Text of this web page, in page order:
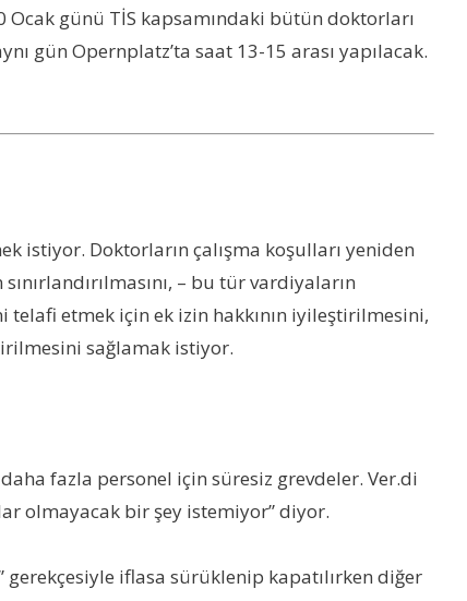
günü TİS kapsamındaki bütün doktorları
gün Opernplatz’ta saat 13-15 arası yapılacak.
istiyor. Doktorların çalışma koşulları yeniden
– bu tür vardiyaların
telafi etmek için ek izin hakkının iyileştirilmesini,
sağlamak istiyor.
fazla personel için süresiz grevdeler. Ver.di
olmayacak bir şey istemiyor” diyor.
iflasa sürüklenip kapatılırken diğer